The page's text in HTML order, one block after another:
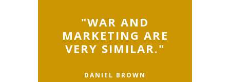
"WAR AND
MARKETING ARE
VERY SIMILAR."
DANIEL BROWN